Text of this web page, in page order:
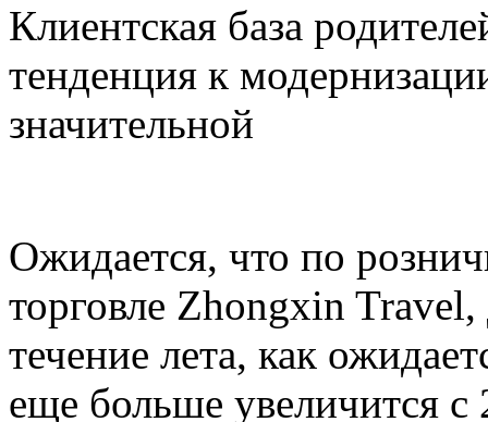
Клиентская база
тенденция к
значительной
Ожидается, что по
торговле Zhongxin
течение лета, как
еще больше увеличится